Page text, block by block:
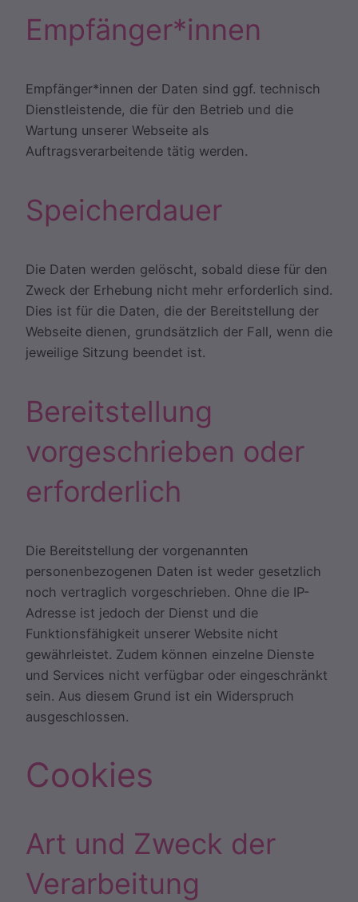
Empfänger*innen
Empfänger*innen der Daten sind ggf. technisch
Dienstleistende, die für den Betrieb und die
Wartung unserer Webseite als
Auftragsverarbeitende tätig werden.
Speicherdauer
Die Daten werden gelöscht, sobald diese für den
Zweck der Erhebung nicht mehr erforderlich sind.
Dies ist für die Daten, die der Bereitstellung der
Webseite dienen, grundsätzlich der Fall, wenn die
jeweilige Sitzung beendet ist.
Bereitstellung
vorgeschrieben oder
erforderlich
Die Bereitstellung der vorgenannten
personenbezogenen Daten ist weder gesetzlich
noch vertraglich vorgeschrieben. Ohne die IP-
Adresse ist jedoch der Dienst und die
Funktionsfähigkeit unserer Website nicht
gewährleistet. Zudem können einzelne Dienste
und Services nicht verfügbar oder eingeschränkt
sein. Aus diesem Grund ist ein Widerspruch
ausgeschlossen.
Cookies
Art und Zweck der
Verarbeitung